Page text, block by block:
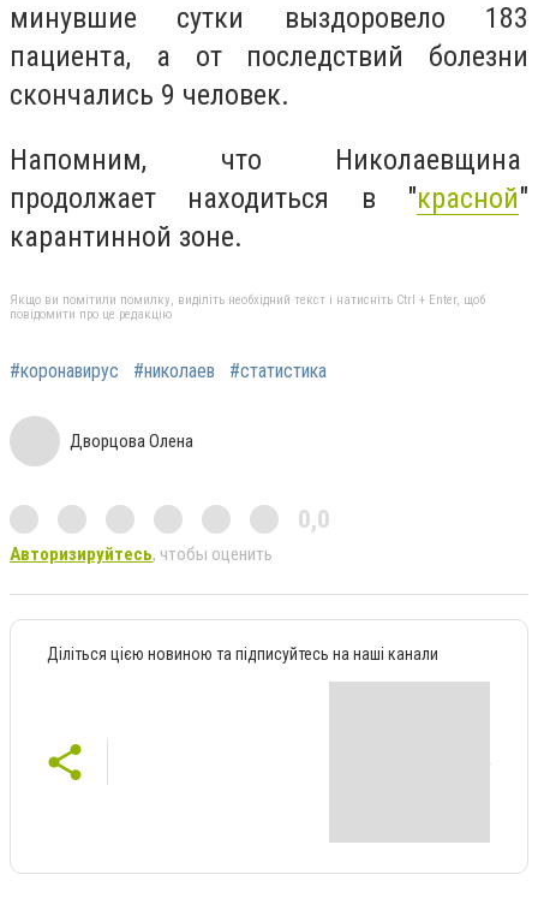
минувшие сутки выздоровело 183
пациента, а от последствий болезни
скончались 9 человек.
Напомним, что Николаевщина
продолжает находиться в "красной"
карантинной зоне.
Якщо ви помітили помилку, виділіть необхідний текст і натисніть Ctrl + Enter, щоб
повідомити про це редакцію
#коронавирус #николаев #статистика
Дворцова Олена
0,0
Авторизируйтесь, чтобы оценить
Діліться цією новиною та підписуйтесь на наші канали